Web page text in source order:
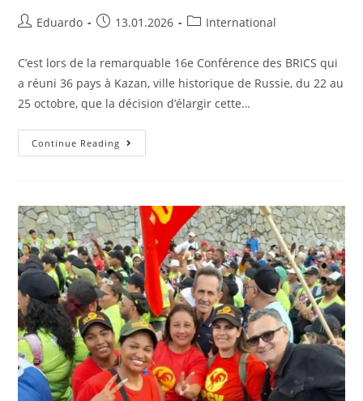
Eduardo 13.01.2026 International
C’est lors de la remarquable 16e Conférence des BRICS qui
a réuni 36 pays à Kazan, ville historique de Russie, du 22 au
25 octobre, que la décision d’élargir cette…
Continue Reading